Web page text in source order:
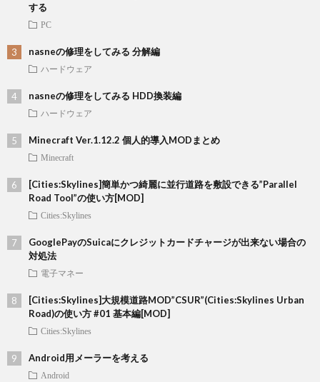
する
PC
nasneの修理をしてみる 分解編
ハードウェア
nasneの修理をしてみる HDD換装編
ハードウェア
Minecraft Ver.1.12.2 個人的導入MODまとめ
Minecraft
[Cities:Skylines]簡単かつ綺麗に並行道路を敷設できる”Parallel
Road Tool”の使い方[MOD]
Cities:Skylines
GooglePayのSuicaにクレジットカードチャージが出来ない場合の
対処法
電子マネー
[Cities:Skylines]大規模道路MOD”CSUR”(Cities:Skylines Urban
Road)の使い方 #01 基本編[MOD]
Cities:Skylines
Android用メーラーを考える
Android